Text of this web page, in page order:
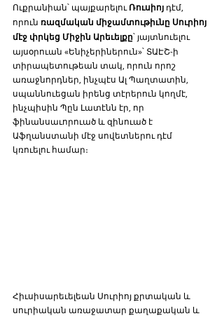
Ուքրանիան՝ պայքարելու Ռուսիոյ դէմ,
որուն ռազմական միջամտութիւնը Սուրիոյ
մէջ փրկեց Միջին Արեւելքը՝ յայտնուելու
այսօրուան «Ենիչերիներուն»՝ ՏԱԷՇ-ի
տիրապետութեան տակ, որուն որոշ
առաջնորդներ, ինչպէս Ալ Պաղտատին,
սպաննուեցան իրենց տէրերուն կողմէ,
ինչպիսին Պըն Լատէնն էր, որ
ֆինանսաւորուած և զինուած է
Աֆղանստանի մէջ սովետներու դէմ
կռուելու համար։
Հիւսիսարեւելեան Սուրիոյ քրտական և
սուրիական առաջատար քաղաքական և